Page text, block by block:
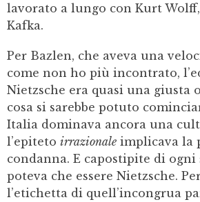
lavorato a lungo con Kurt
Kafka.
Per Bazlen, che aveva una
come non ho più incontrato,
Nietzsche era quasi una giusta
cosa si sarebbe potuto
Italia dominava ancora una
l’epiteto irrazionale implicava la
condanna. E capostipite di ogni
poteva che essere Nietzsche.
l’etichetta di quell’incongrua